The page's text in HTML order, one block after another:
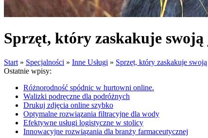
Sprzęt, który zaskakuje swoją
Start » Specjalności » Inne Usługi » Sprzęt, który zaskakuje
Ostatnie wpisy:
Różnorodność spódnic w hurtowni online.
Walizki podręczne dla podróżnych
Drukuj zdjęcia online szybko
Optymalne rozwiązania filtracyjne dla wody
Efektywne usługi logistyczne w stolicy
Innowacyjne rozwiązania dla branży farmaceutycznej